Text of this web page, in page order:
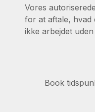
Vores
for at aftale, hvad
ikke arbejdet
Book